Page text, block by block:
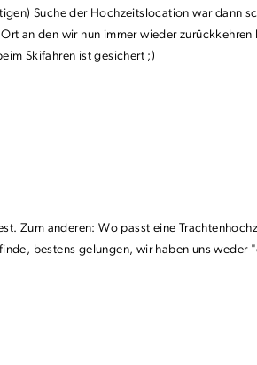
Suche der Hochzeitslocation war dann
an den wir nun immer wieder zurückkehren
Skifahren ist gesichert ;)
Zum anderen: Wo passt eine
bestens gelungen, wir haben uns weder